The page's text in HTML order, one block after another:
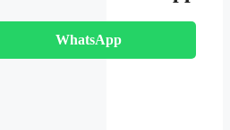
WhatsApp